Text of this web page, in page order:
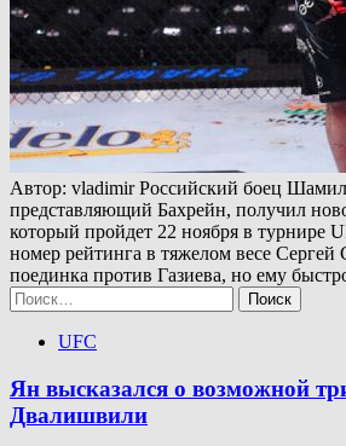
Автор: vladimir Российский боец
представляющий Бахрейн, получил
который пройдет 22 ноября в турнире
номер рейтинга в тяжелом весе Сергей
поединка против Газиева, но ему
Найти:
UFC
Ян высказался о возможной
Двалишвили